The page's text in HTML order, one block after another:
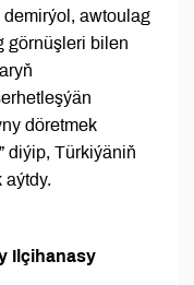
awtoulag
görnüşleri bilen
döretmek
diýip, Türkiýäniň
aýtdy.
Ilçihanasy